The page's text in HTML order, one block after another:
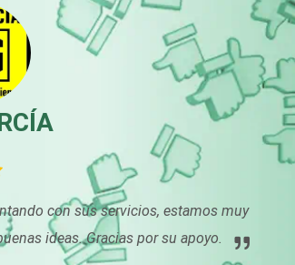
Buceo
Cámaras de
Capacitación
con sus servicios, estamos muy
ideas. Gracias por su apoyo.